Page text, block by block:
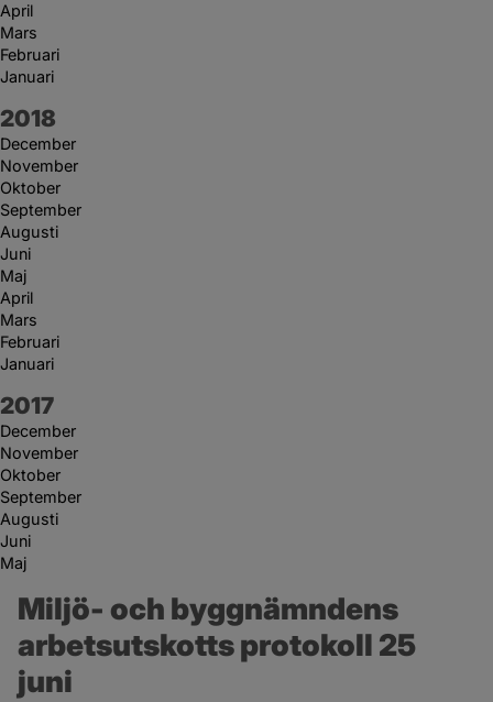
April
Mars
Februari
Januari
År:
2018
December
November
Oktober
September
Augusti
Juni
Maj
April
Mars
Februari
Januari
År:
2017
December
November
Oktober
September
Augusti
Juni
Maj
Miljö- och byggnämndens
arbetsutskotts protokoll 25
juni